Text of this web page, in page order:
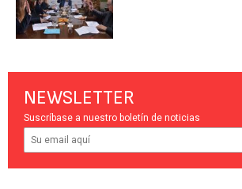
NEWSLETTER
Suscríbase a nuestro boletín de noticias